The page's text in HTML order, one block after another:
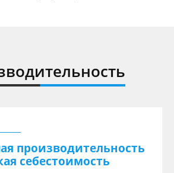
производительность
себестоимость